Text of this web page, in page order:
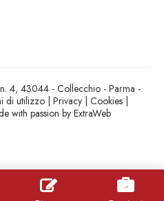
4, 43044 - Collecchio - Parma -
di utilizzo| Privacy| Cookies|
with passion byExtraWeb